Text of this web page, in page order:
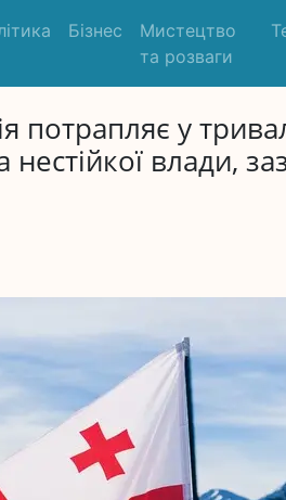
Бізнес
Мистецтво
та розваги
потрапляє у
влади,